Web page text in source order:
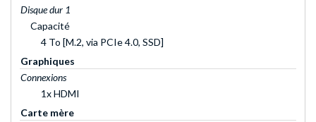
Disque dur 1
Capacité
4 To [M.2, via PCIe 4.0, SSD]
Graphiques
Connexions
1x HDMI
Carte mère